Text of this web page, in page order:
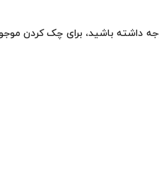
بگویم مظروف 1 لیتری و 4 لیتری این روغن موجود است. لطفا